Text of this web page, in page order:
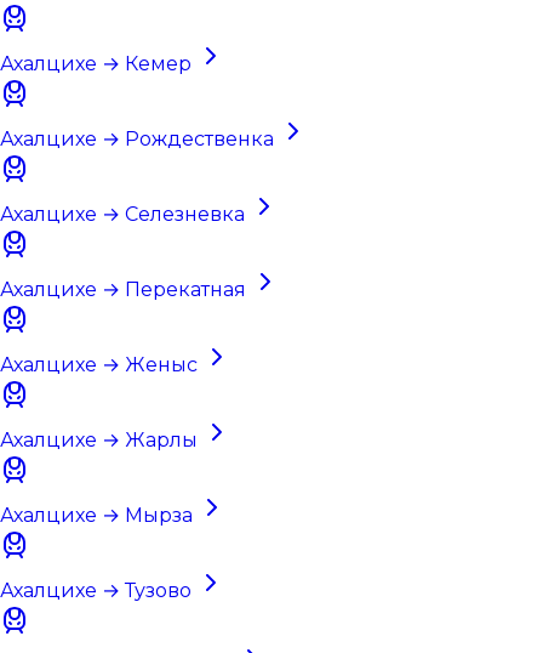
Ахалцихе → Кемер
Ахалцихе → Рождественка
Ахалцихе → Селезневка
Ахалцихе → Перекатная
Ахалцихе → Женыс
Ахалцихе → Жарлы
Ахалцихе → Мырза
Ахалцихе → Тузово